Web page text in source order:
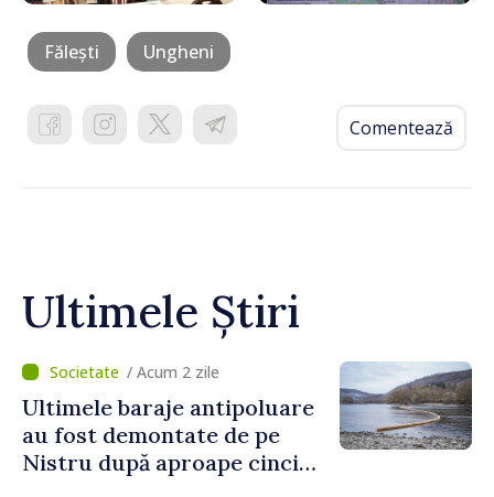
Fălești Ungheni
Comentează
Ultimele Știri
/ Acum 2 zile
Ultimele baraje antipoluare
au fost demontate de pe
Nistru după aproape cinci